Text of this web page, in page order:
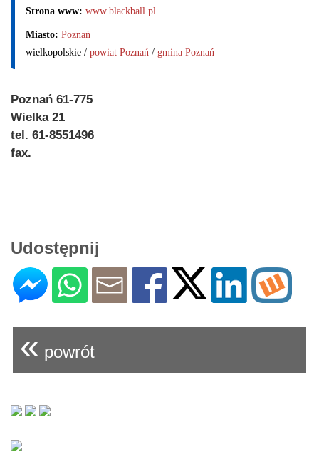
Strona www: www.blackball.pl
Miasto: Poznań
wielkopolskie / powiat Poznań / gmina Poznań
Poznań 61-775
Wielka 21
tel. 61-8551496
fax.
Udostępnij
« powrót